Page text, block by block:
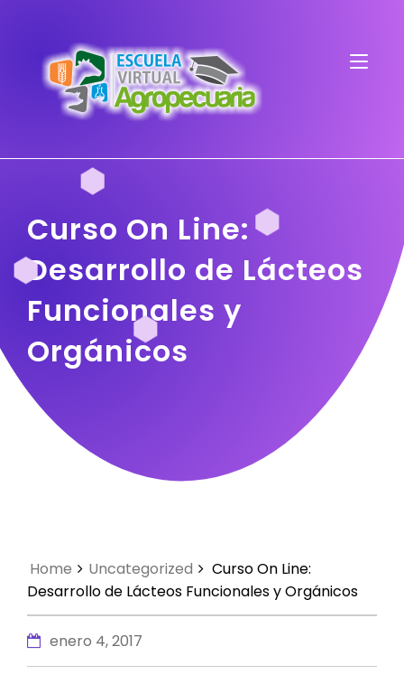
Curso On Line:
Desarrollo de Lácteos
Funcionales y
Orgánicos
Home Uncategorized
Curso On Line:
Desarrollo de Lácteos Funcionales y Orgánicos
enero 4, 2017